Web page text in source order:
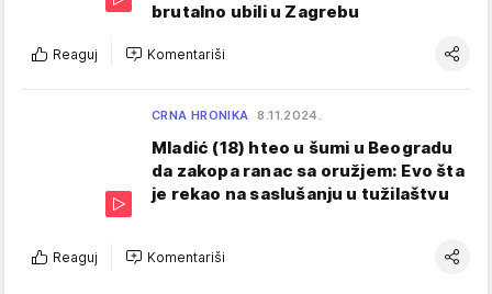
brutalno ubili u Zagrebu
Reaguj Komentariši
CRNA HRONIKA 8.11.2024.
Mladić (18) hteo u šumi u Beogradu
da zakopa ranac sa oružjem: Evo šta
je rekao na saslušanju u tužilaštvu
Reaguj Komentariši